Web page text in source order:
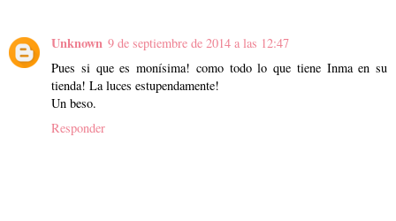
Unknown 9 de septiembre de 2014 a las 12:47
Pues si que es monísima! como todo lo que tiene Inma en su
tienda! La luces estupendamente!
Un beso.
Responder